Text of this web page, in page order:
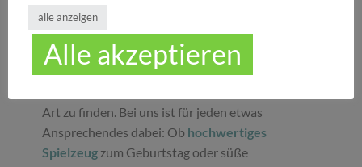
dass bei uns Groß und Klein etwas finden, was sie
glücklich macht. Jeder Tag ist ein guter Anlass, um
seinen Liebsten oder sich selbst eine Freude zu
machen. Unser umfassendes Sortiment gibt Ihnen
Art zu finden. Bei uns ist für jeden etwas
Ansprechendes dabei: Ob hochwertiges
Spielzeug zum Geburtstag oder süße
alle anzeigen
Alle akzeptieren